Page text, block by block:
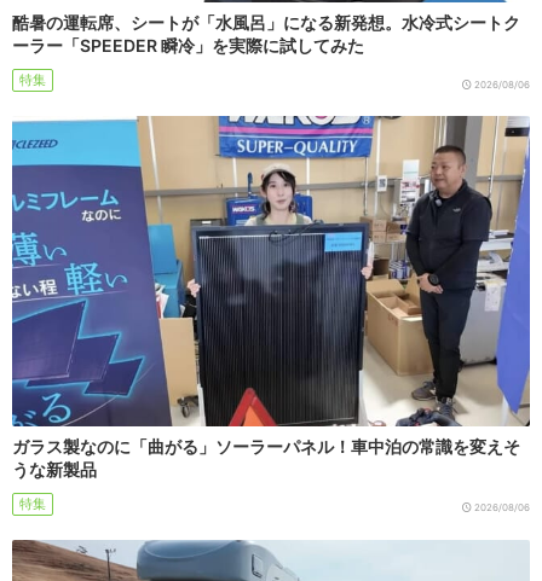
酷暑の運転席、シートが「水風呂」になる新発想。水冷式シートク
ーラー「SPEEDER 瞬冷」を実際に試してみた
特集 2026/08/06
ガラス製なのに「曲がる」ソーラーパネル！車中泊の常識を変えそ
うな新製品
特集 2026/08/06